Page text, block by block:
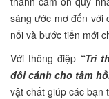
sáng ước mơ đến với
nối và bước tiến mới
Với thông điệp “Tri
đôi cánh cho tâm
vật chất giúp các bạn